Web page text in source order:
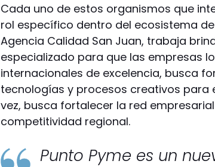
Cada uno de estos organismos que
rol específico dentro del ecosistema
Agencia Calidad San Juan, trabaja
especializado para que las empresas
internacionales de excelencia, busca
tecnologías y procesos creativos para
vez, busca fortalecer la red
competitividad regional.
Punto Pyme es un